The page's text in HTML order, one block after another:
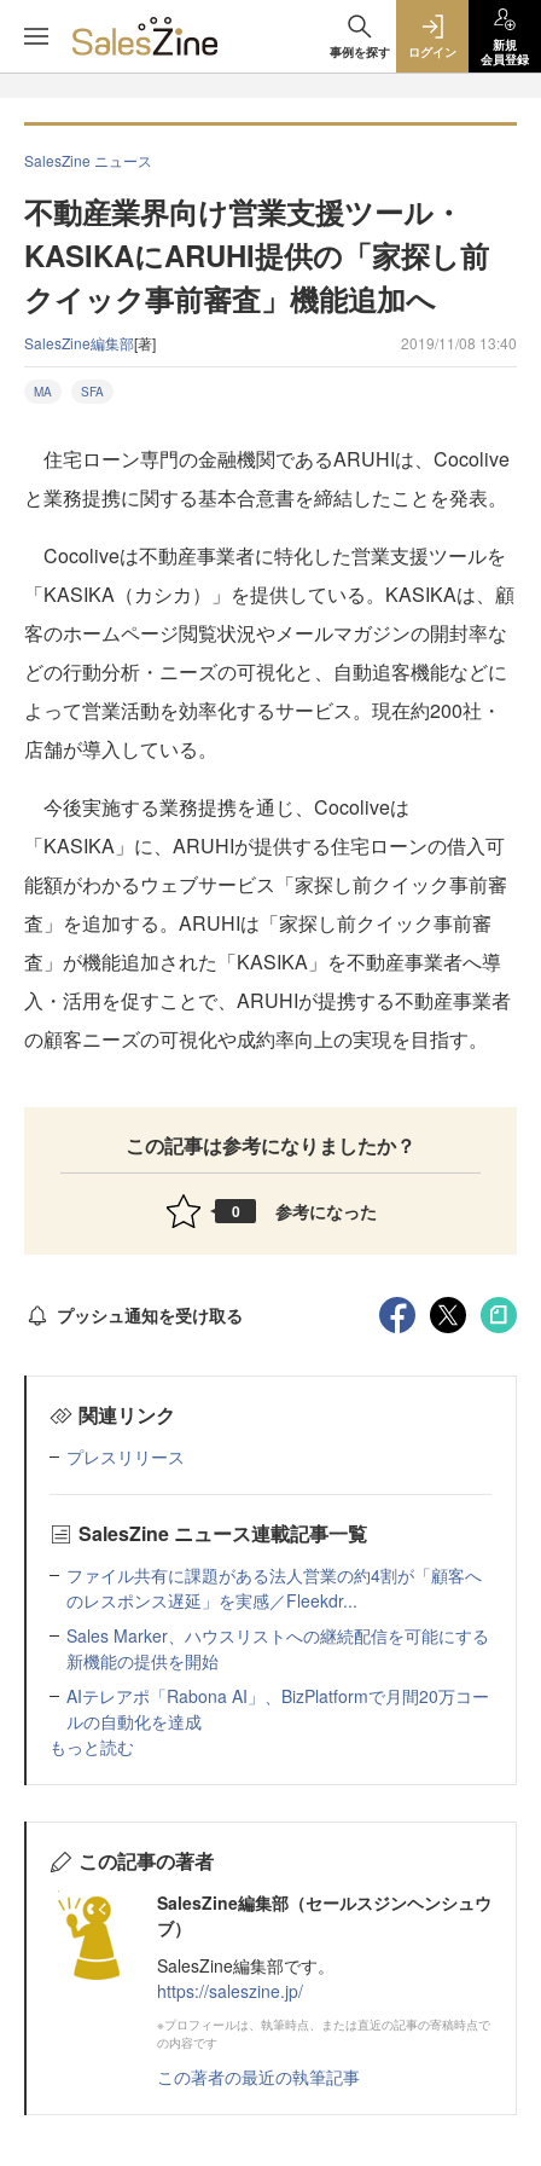
事例を探す ログイン
新規
会員登録
SalesZine ニュース
不動産業界向け営業支援ツール・
KASIKAにARUHI提供の「家探し前
クイック事前審査」機能追加へ
SalesZine編集部[著] 2019/11/08 13:40
MA SFA
住宅ローン専門の金融機関であるARUHIは、Cocolive
と業務提携に関する基本合意書を締結したことを発表。
Cocoliveは不動産事業者に特化した営業支援ツールを
「KASIKA（カシカ）」を提供している。KASIKAは、顧
客のホームページ閲覧状況やメールマガジンの開封率な
どの行動分析・ニーズの可視化と、自動追客機能などに
よって営業活動を効率化するサービス。現在約200社・
店舗が導入している。
今後実施する業務提携を通じ、Cocoliveは
「KASIKA」に、ARUHIが提供する住宅ローンの借入可
能額がわかるウェブサービス「家探し前クイック事前審
査」を追加する。ARUHIは「家探し前クイック事前審
査」が機能追加された「KASIKA」を不動産事業者へ導
入・活用を促すことで、ARUHIが提携する不動産事業者
の顧客ニーズの可視化や成約率向上の実現を目指す。
この記事は参考になりましたか？
0 参考になった
プッシュ通知を受け取る
関連リンク
プレスリリース
SalesZine ニュース連載記事一覧
ファイル共有に課題がある法人営業の約4割が「顧客へ
のレスポンス遅延」を実感／Fleekdr...
Sales Marker、ハウスリストへの継続配信を可能にする
新機能の提供を開始
AIテレアポ「Rabona AI」、BizPlatformで月間20万コー
ルの自動化を達成
もっと読む
この記事の著者
SalesZine編集部（セールスジンヘンシュウ
ブ）
SalesZine編集部です。
https://saleszine.jp/
※プロフィールは、執筆時点、または直近の記事の寄稿時点で
の内容です
この著者の最近の執筆記事